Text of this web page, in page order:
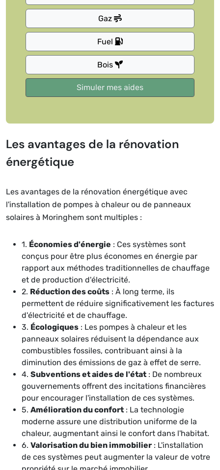
Gaz
Fuel
Bois
Les avantages de la rénovation
énergétique
Les avantages de la rénovation énergétique avec
l'installation de pompes à chaleur ou de panneaux
solaires à Moringhem sont multiples :
1. Économies d'énergie : Ces systèmes sont
conçus pour être plus économes en énergie par
rapport aux méthodes traditionnelles de chauffage
et de production d'électricité.
2. Réduction des coûts : À long terme, ils
permettent de réduire significativement les factures
d'électricité et de chauffage.
3. Écologiques : Les pompes à chaleur et les
panneaux solaires réduisent la dépendance aux
combustibles fossiles, contribuant ainsi à la
diminution des émissions de gaz à effet de serre.
4. Subventions et aides de l'état : De nombreux
gouvernements offrent des incitations financières
pour encourager l'installation de ces systèmes.
5. Amélioration du confort : La technologie
moderne assure une distribution uniforme de la
chaleur, augmentant ainsi le confort dans l'habitat.
6. Valorisation du bien immobilier : L'installation
de ces systèmes peut augmenter la valeur de votre